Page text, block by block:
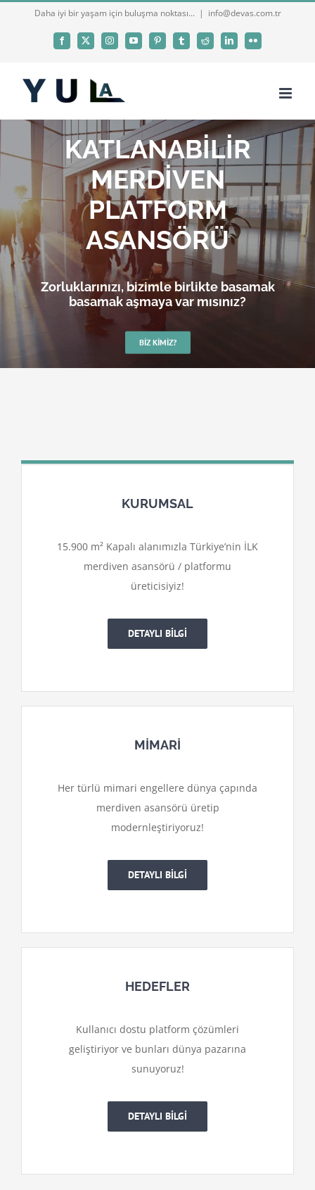
Daha iyi bir yaşam için buluşma noktası... | info@devas.com.tr
Facebook
X InstagramYouTubePinterestTumblrReddit LinkedInFlickr
KATLANABİLİR
MERDİVEN
PLATFORM
ASANSÖRÜ
Zorluklarınızı, bizimle birlikte basamak
basamak aşmaya var mısınız?
BIZ KIMIZ?
KURUMSAL
15.900 m² Kapalı alanımızla Türkiye’nin İLK
merdiven asansörü / platformu
üreticisiyiz!
DETAYLI BİLGİ
MİMARİ
Her türlü mimari engellere dünya çapında
merdiven asansörü üretip
modernleştiriyoruz!
DETAYLI BİLGİ
HEDEFLER
Kullanıcı dostu platform çözümleri
geliştiriyor ve bunları dünya pazarına
sunuyoruz!
DETAYLI BİLGİ